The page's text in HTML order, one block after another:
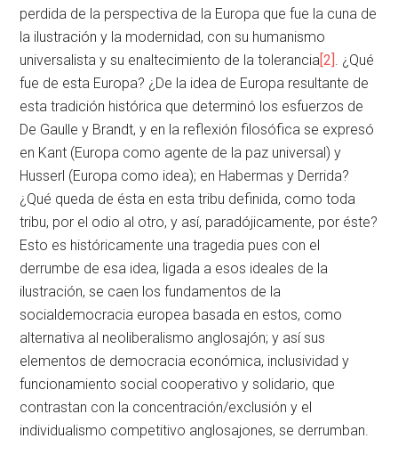
perdida de la perspectiva de la Europa que fue la cuna de
la ilustración y la modernidad, con su humanismo
universalista y su enaltecimiento de la tolerancia[2] . ¿Qué
fue de esta Europa? ¿De la idea de Europa resultante de
esta tradición histórica que determinó los esfuerzos de
De Gaulle y Brandt, y en la reflexión filosófica se expresó
en Kant (Europa como agente de la paz universal) y
Husserl (Europa como idea); en Habermas y Derrida?
¿Qué queda de ésta en esta tribu definida, como toda
tribu, por el odio al otro, y así, paradójicamente, por éste?
Esto es históricamente una tragedia pues con el
derrumbe de esa idea, ligada a esos ideales de la
ilustración, se caen los fundamentos de la
socialdemocracia europea basada en estos, como
alternativa al neoliberalismo anglosajón; y así sus
elementos de democracia económica, inclusividad y
funcionamiento social cooperativo y solidario, que
contrastan con la concentración/exclusión y el
individualismo competitivo anglosajones, se derrumban.